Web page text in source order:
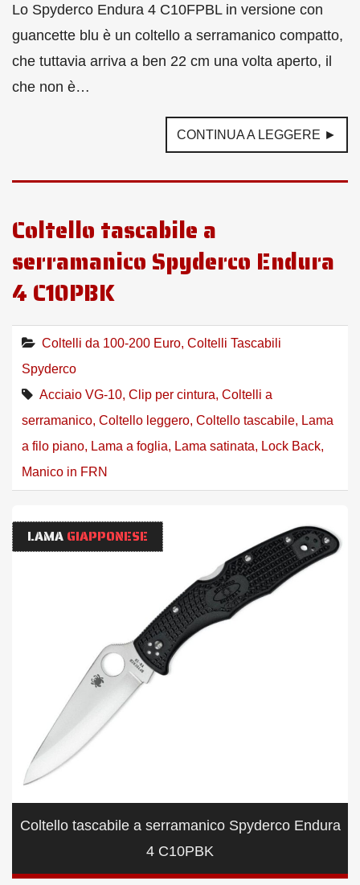
Lo Spyderco Endura 4 C10FPBL in versione con
guancette blu è un coltello a serramanico compatto,
che tuttavia arriva a ben 22 cm una volta aperto, il
che non è…
CONTINUA A LEGGERE ►
Coltello tascabile a
serramanico Spyderco Endura
4 C10PBK
Coltelli da 100-200 Euro, Coltelli Tascabili
Spyderco
Acciaio VG-10, Clip per cintura, Coltelli a
serramanico, Coltello leggero, Coltello tascabile, Lama
a filo piano, Lama a foglia, Lama satinata, Lock Back,
Manico in FRN
LAMA GIAPPONESE
Coltello tascabile a serramanico Spyderco Endura
4 C10PBK